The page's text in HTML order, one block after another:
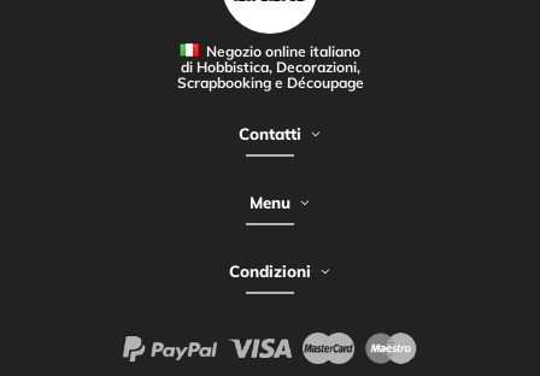
Negozio online italiano
di Hobbistica, Decorazioni,
Scrapbooking e Découpage
Contatti
Menu
Condizioni